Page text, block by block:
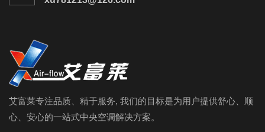
艾富莱专注品质、精于服务, 我们的目标是为用户提供舒心、顺
心、安心的一站式中央空调解决方案。